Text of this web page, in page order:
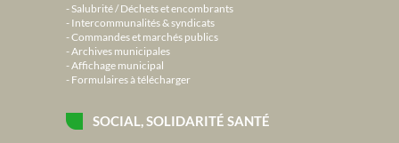
Salubrité / Déchets et encombrants
Intercommunalités & syndicats
Commandes et marchés publics
Archives municipales
Affichage municipal
Formulaires à télécharger
SOCIAL, SOLIDARITÉ SANTÉ